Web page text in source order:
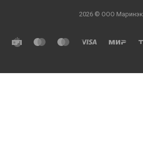
2026 © ООО Маринэк